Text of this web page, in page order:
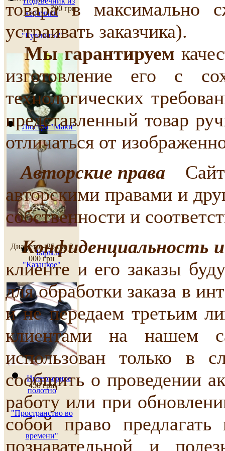
сантиметра. 700 грн
керамики
"Кувшины"
560 грн
Люстра "Маки"
Диаметр - 25 см. 2
000 грн
Барыло
"Казацкое"
450 грн
Интерьерное
полотно
"Пространство во
времени"
товара в максимально
устраивать заказчика).
Мы гарантируем
изготовление его с
технологических
представленный товар
отличаться от
Авторские права Сайт
авторскими правами и
собственности и
Конфиденциальность
клиенте и его заказы
для обработки заказа в
и не передаем третьим
клиентами на нашем
использован только в
сообщить о проведении
работу или при
собой право
познавательной и